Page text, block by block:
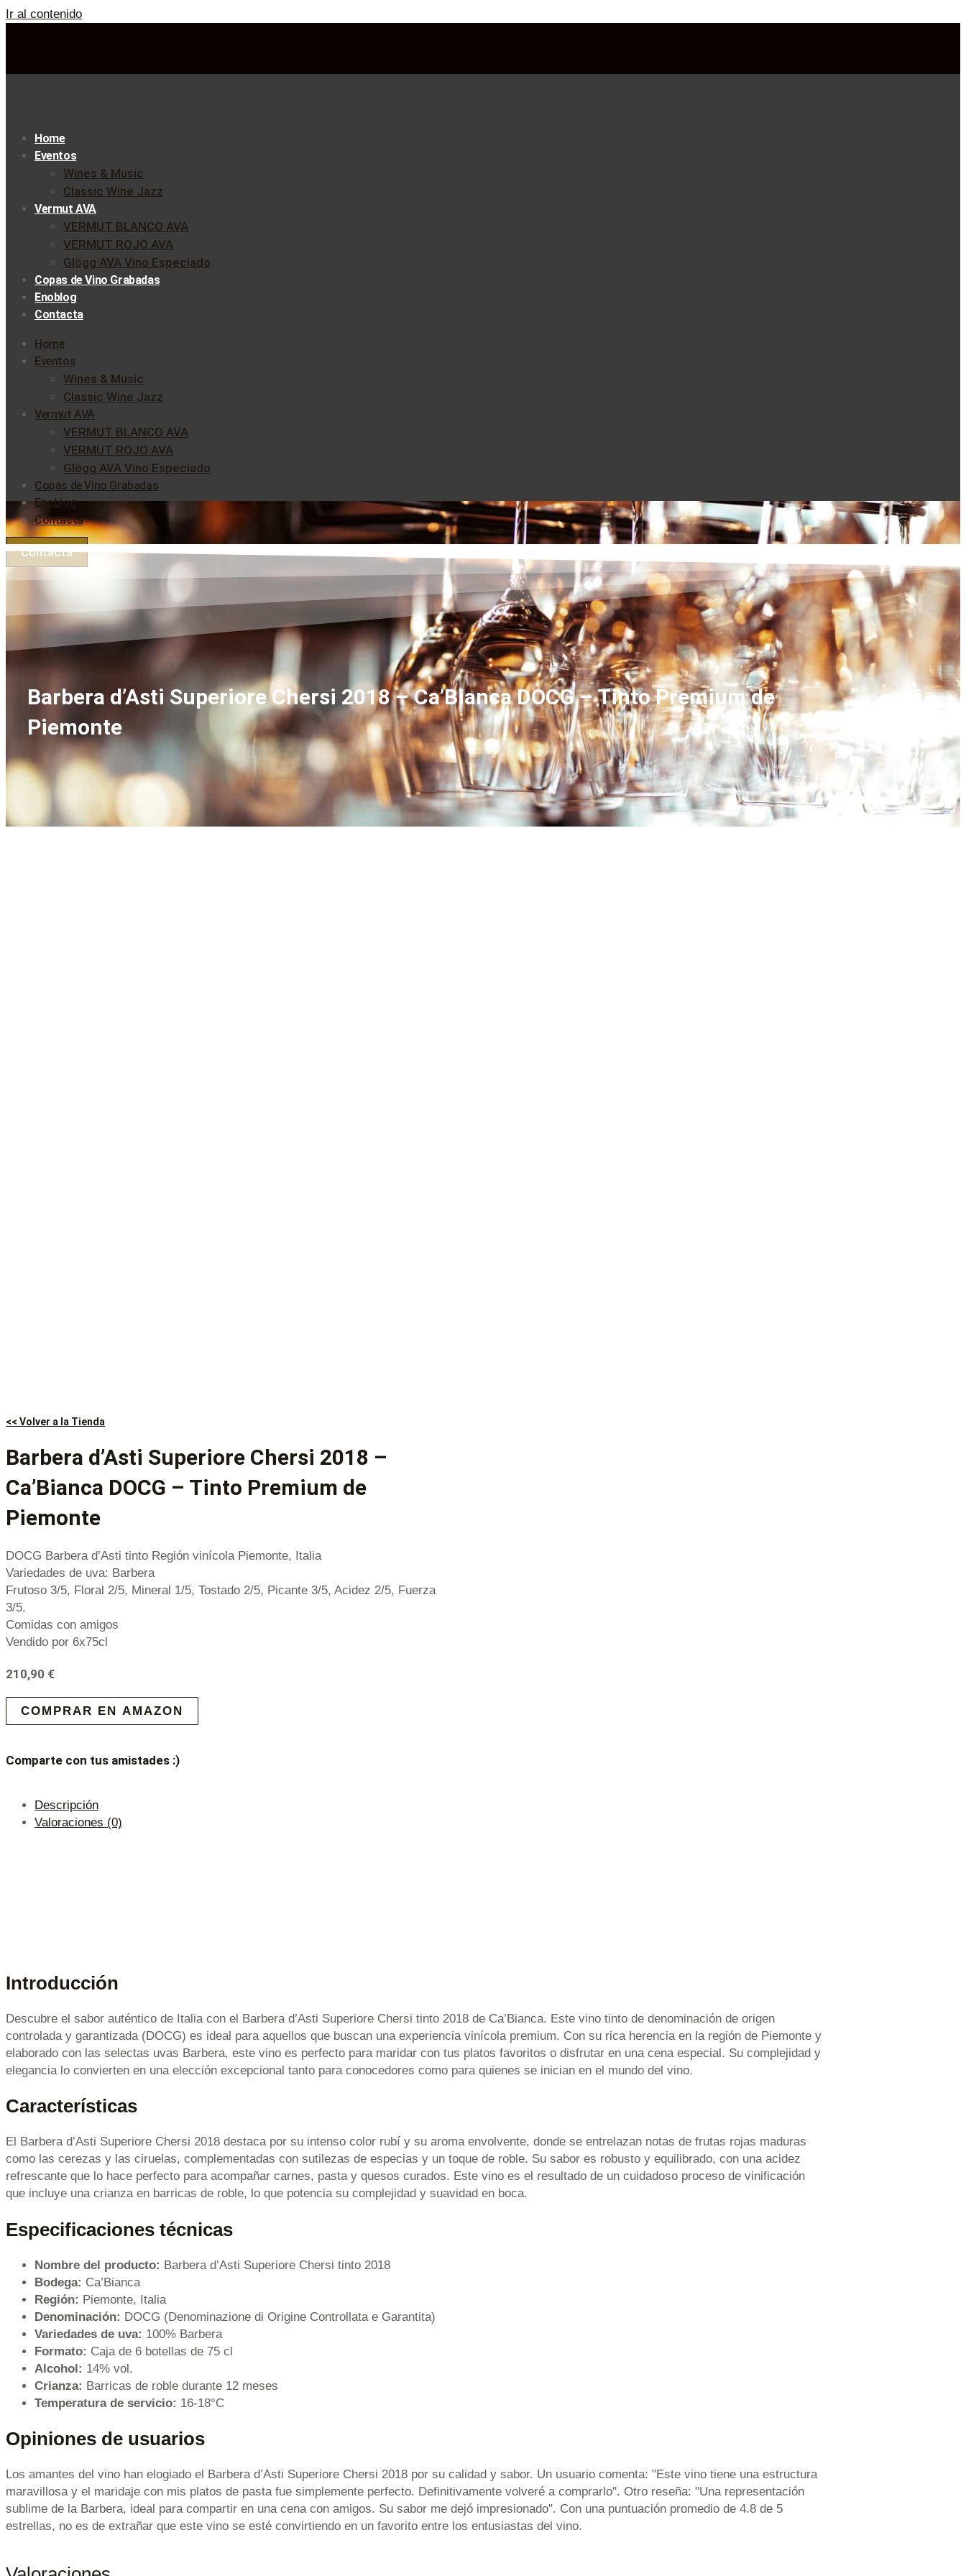
Ir al contenido
Home
Eventos
Wines & Music
Classic Wine Jazz
Vermut AVA
VERMUT BLANCO AVA
VERMUT ROJO AVA
Glögg AVA Vino Especiado
Copas de Vino Grabadas
Enoblog
Contacta
Home
Eventos
Wines & Music
Classic Wine Jazz
Vermut AVA
VERMUT BLANCO AVA
VERMUT ROJO AVA
Glögg AVA Vino Especiado
Copas de Vino Grabadas
Enoblog
Contacta
Contacta
Barbera d’Asti Superiore Chersi 2018 – Ca’Bianca DOCG – Tinto Premium de
Piemonte
<< Volver a la Tienda
Barbera d’Asti Superiore Chersi 2018 –
Ca’Bianca DOCG – Tinto Premium de
Piemonte
DOCG Barbera d’Asti tinto Región vinícola Piemonte, Italia
Variedades de uva: Barbera
Frutoso 3/5, Floral 2/5, Mineral 1/5, Tostado 2/5, Picante 3/5, Acidez 2/5, Fuerza
3/5.
Comidas con amigos
Vendido por 6x75cl
210,90 €
COMPRAR EN AMAZON
Comparte con tus amistades :)
Descripción
Valoraciones (0)
Introducción
Descubre el sabor auténtico de Italia con el Barbera d’Asti Superiore Chersi tinto 2018 de Ca’Bianca. Este vino tinto de denominación de origen
controlada y garantizada (DOCG) es ideal para aquellos que buscan una experiencia vinícola premium. Con su rica herencia en la región de Piemonte y
elaborado con las selectas uvas Barbera, este vino es perfecto para maridar con tus platos favoritos o disfrutar en una cena especial. Su complejidad y
elegancia lo convierten en una elección excepcional tanto para conocedores como para quienes se inician en el mundo del vino.
Características
El Barbera d’Asti Superiore Chersi 2018 destaca por su intenso color rubí y su aroma envolvente, donde se entrelazan notas de frutas rojas maduras
como las cerezas y las ciruelas, complementadas con sutilezas de especias y un toque de roble. Su sabor es robusto y equilibrado, con una acidez
refrescante que lo hace perfecto para acompañar carnes, pasta y quesos curados. Este vino es el resultado de un cuidadoso proceso de vinificación
que incluye una crianza en barricas de roble, lo que potencia su complejidad y suavidad en boca.
Especificaciones técnicas
Nombre del producto: Barbera d’Asti Superiore Chersi tinto 2018
Bodega: Ca’Bianca
Región: Piemonte, Italia
Denominación: DOCG (Denominazione di Origine Controllata e Garantita)
Variedades de uva: 100% Barbera
Formato: Caja de 6 botellas de 75 cl
Alcohol: 14% vol.
Crianza: Barricas de roble durante 12 meses
Temperatura de servicio: 16-18°C
Opiniones de usuarios
Los amantes del vino han elogiado el Barbera d’Asti Superiore Chersi 2018 por su calidad y sabor. Un usuario comenta: "Este vino tiene una estructura
maravillosa y el maridaje con mis platos de pasta fue simplemente perfecto. Definitivamente volveré a comprarlo". Otro reseña: "Una representación
sublime de la Barbera, ideal para compartir en una cena con amigos. Su sabor me dejó impresionado". Con una puntuación promedio de 4.8 de 5
estrellas, no es de extrañar que este vino se esté convirtiendo en un favorito entre los entusiastas del vino.